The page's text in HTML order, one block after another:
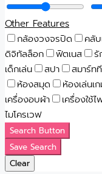
Other Features
กล้องวงจรปิด
คลับ
ดิจิทัลล็อก
ฟิตเนส รั
เด็กเล่น
สปา สมาร์ท
ห้องสมุด
ห้องเล่นเ
เครื่องอบผ้า
เครื่องใช้
ไมโครเวฟ
Search Button
Save Search
Clear